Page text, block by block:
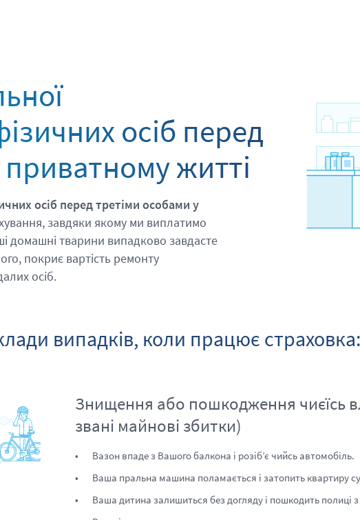
осіб перед
житті
осіб перед третіми особами у
завдяки якому ми виплатимо
домашні тварини випадково завдасте
покриє вартість ремонту
осіб.
випадків, коли працює страховка:
Знищення або пошкодження чиєїсь
звані майнові збитки)
Вазон впаде з Вашого балкона і розіб’є чийсь автомобіль.
Ваша пральна машина поламається і затопить квартиру
Ваша дитина залишиться без догляду і пошкодить полиці